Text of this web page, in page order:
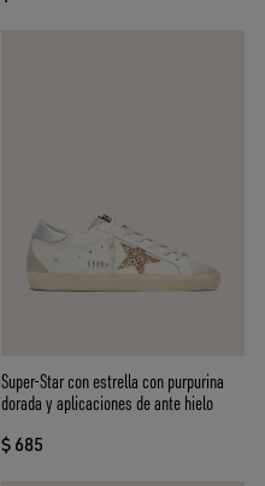
Super-Star con estrella con purpurina
dorada y aplicaciones de ante hielo
$ 685